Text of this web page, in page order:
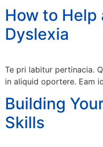
How to Help
Dyslexia
Te pri labitur pertinacia.
in aliquid oportere. Eam
Building
Skills